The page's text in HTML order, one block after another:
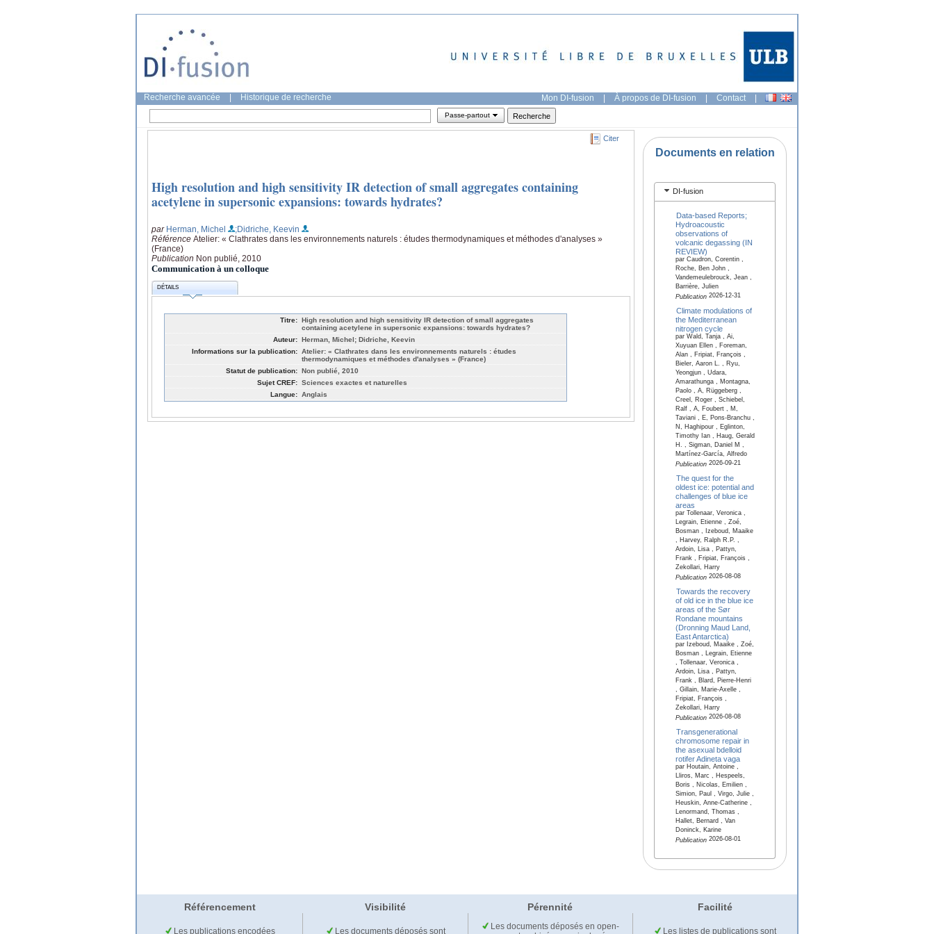
Recherche avancée Historique de recherche Mon DI-fusion | À propos de DI-fusion | Contact |
Passe-partout
Citer
High resolution and high sensitivity IR detection of small aggregates containing
acetylene in supersonic expansions: towards hydrates?
par Herman, Michel
;Didriche, Keevin
Référence Atelier: « Clathrates dans les environnements naturels : études thermodynamiques et méthodes d'analyses »
(France)
Publication Non publié, 2010
Communication à un colloque
DÉTAILS
Titre: High resolution and high sensitivity IR detection of small aggregates
containing acetylene in supersonic expansions: towards hydrates?
Auteur: Herman, Michel; Didriche, Keevin
Informations sur la publication: Atelier: « Clathrates dans les environnements naturels : études
thermodynamiques et méthodes d'analyses » (France)
Statut de publication: Non publié, 2010
Sujet CREF: Sciences exactes et naturelles
Langue: Anglais
Documents en relation
DI-fusion
Data-based Reports;
Hydroacoustic
observations of
volcanic degassing (IN
REVIEW)
par Caudron, Corentin ,
Roche, Ben John ,
Vandemeulebrouck, Jean ,
Barrière, Julien
Publication2026-12-31
Climate modulations of
the Mediterranean
nitrogen cycle
par Wald, Tanja , Ai,
Xuyuan Ellen , Foreman,
Alan , Fripiat, François ,
Bieler, Aaron L. , Ryu,
Yeongjun , Udara,
Amarathunga , Montagna,
Paolo , A, Rüggeberg ,
Creel, Roger , Schiebel,
Ralf , A, Foubert , M,
Taviani , E, Pons-Branchu ,
N, Haghipour , Eglinton,
Timothy Ian , Haug, Gerald
H. , Sigman, Daniel M ,
Martínez-García, Alfredo
Publication2026-09-21
The quest for the
oldest ice: potential and
challenges of blue ice
areas
par Tollenaar, Veronica ,
Legrain, Etienne , Zoé,
Bosman , Izeboud, Maaike
, Harvey, Ralph R.P. ,
Ardoin, Lisa , Pattyn,
Frank , Fripiat, François ,
Zekollari, Harry
Publication2026-08-08
Towards the recovery
of old ice in the blue ice
areas of the Sør
Rondane mountains
(Dronning Maud Land,
East Antarctica)
par Izeboud, Maaike , Zoé,
Bosman , Legrain, Etienne
, Tollenaar, Veronica ,
Ardoin, Lisa , Pattyn,
Frank , Blard, Pierre-Henri
, Gillain, Marie-Axelle ,
Fripiat, François ,
Zekollari, Harry
Publication2026-08-08
Transgenerational
chromosome repair in
the asexual bdelloid
rotifer Adineta vaga
par Houtain, Antoine ,
Lliros, Marc , Hespeels,
Boris , Nicolas, Emilien ,
Simion, Paul , Virgo, Julie ,
Heuskin, Anne-Catherine ,
Lenormand, Thomas ,
Hallet, Bernard , Van
Doninck, Karine
Publication2026-08-01
Référencement Visibilité Pérennité Facilité
Les publications encodées Les documents déposés sont
Les documents déposés en open-
Les listes de publications sont